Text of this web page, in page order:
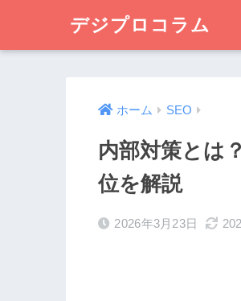
デジプロコラム
ホーム SEO
内部対策とは
位を解説
2026年3月23日